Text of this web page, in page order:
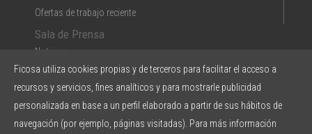
Ofertas de trabajo reciente
Sala de Prensa
Noticias
Multimedia
Ficosa en la Prensa
Press Kit & Informes
Ficosa en 5 puntos
Ficosa utiliza cookies propias y de terceros para facilitar el acceso a
recursos y servicios, fines analíticos y para mostrarle publicidad
personalizada en base a un perfil elaborado a partir de sus hábitos de
navegación (por ejemplo, páginas visitadas). Para más información